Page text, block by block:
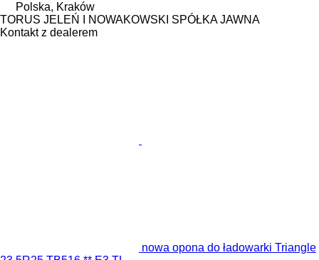
Polska, Kraków
TORUS JELEŃ I NOWAKOWSKI SPÓŁKA JAWNA
Kontakt z dealerem
nowa opona do ładowarki Triangle